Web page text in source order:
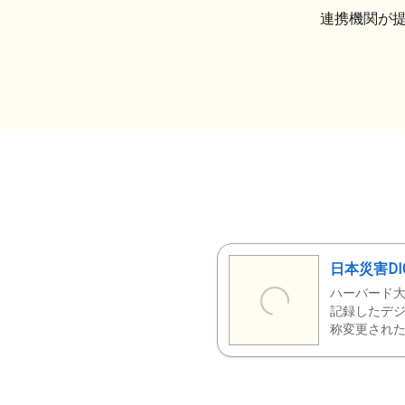
連携機関が
日本災害
ハーバード
記録したデ
称変更された